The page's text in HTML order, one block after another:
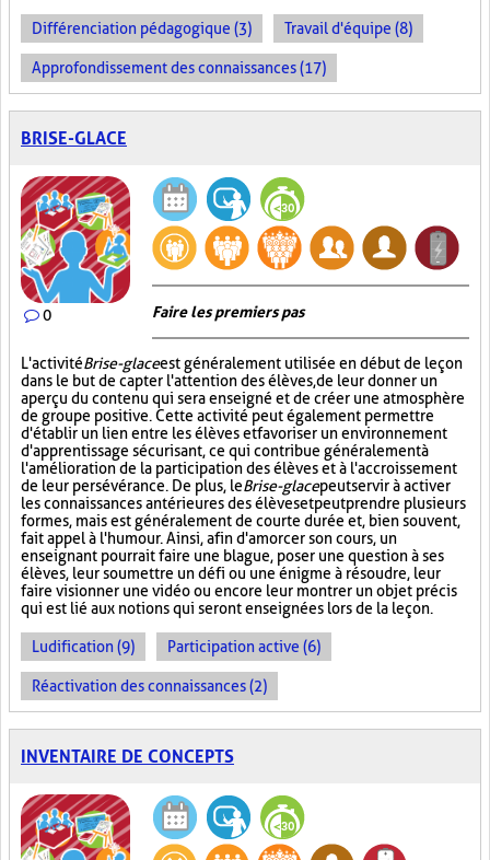
Différenciation pédagogique (3) Travail d'équipe (8)
Approfondissement des connaissances (17)
BRISE-GLACE
0 Faire les premiers pas
L'activitéBrise-glaceest généralement utilisée en début de leçon
dans le but de capter l'attention des élèves, de leur donner un
aperçu du contenu qui sera enseigné et de créer une atmosphère
de groupe positive. Cette activité peut également permettre
d'établir un lien entre les élèves et favoriser un environnement
d'apprentissage sécurisant, ce qui contribue généralement à
l'amélioration de la participation des élèves et à l'accroissement
de leur persévérance. De plus, leBrise-glacepeut servir à activer
les connaissances antérieures des élèves et peut prendre plusieurs
formes, mais est généralement de courte durée et, bien souvent,
fait appel à l'humour. Ainsi, afin d'amorcer son cours, un
enseignant pourrait faire une blague, poser une question à ses
élèves, leur soumettre un défi ou une énigme à résoudre, leur
faire visionner une vidéo ou encore leur montrer un objet précis
qui est lié aux notions qui seront enseignées lors de la leçon.
Ludification (9) Participation active (6)
Réactivation des connaissances (2)
INVENTAIRE DE CONCEPTS